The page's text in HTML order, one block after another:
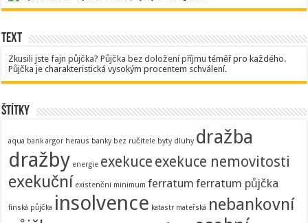
Text
Zkusili jstefajn půjčka?Půjčka bez doložení příjmu téměř pro každého.
Půjčka je charakteristická vysokým procentem schválení.
Štítky
aqua bank argor heraus banky bez ručitele byty dluhy dražba
dražby energie exekuce exekuce nemovitosti
exekuční existenční minimum ferratum ferratum půjčka
finská půjčka insolvence katastr mateřská nebankovní